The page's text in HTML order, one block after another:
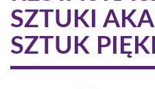
SZTUKI
SZTUK